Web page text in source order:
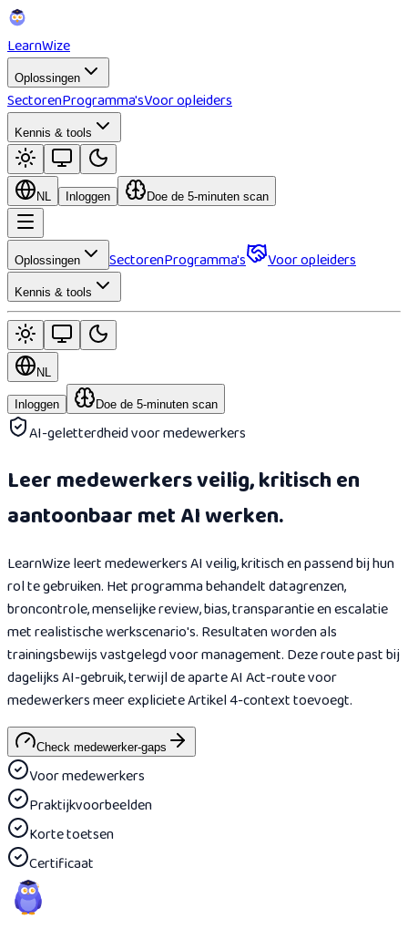
LearnWize
Oplossingen
SectorenProgramma'sVoor opleiders
Kennis & tools
NL Inloggen Doe de 5-minuten scan
Oplossingen SectorenProgramma's Voor opleiders
Kennis & tools
NL
Inloggen Doe de 5-minuten scan
AI-geletterdheid voor medewerkers
Leer medewerkers veilig, kritisch en
aantoonbaar met AI werken.
LearnWize leert medewerkers AI veilig, kritisch en passend bij hun
rol te gebruiken. Het programma behandelt datagrenzen,
broncontrole, menselijke review, bias, transparantie en escalatie
met realistische werkscenario's. Resultaten worden als
trainingsbewijs vastgelegd voor management. Deze route past bij
dagelijks AI-gebruik, terwijl de aparte AI Act-route voor
medewerkers meer expliciete Artikel 4-context toevoegt.
Check medewerker-gaps
Voor medewerkers
Praktijkvoorbeelden
Korte toetsen
Certificaat